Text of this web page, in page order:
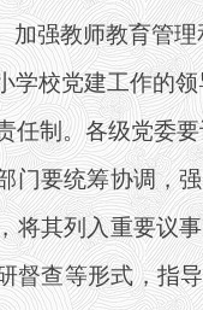
加强教师教育管
校党建工作的领
任制。各级党委
门要统筹协调，
将其列入重要议
督查等形式，指